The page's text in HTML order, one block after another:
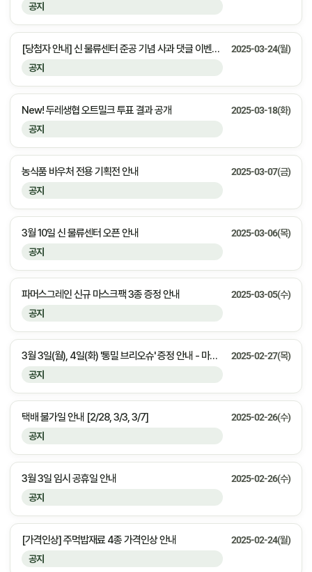
공지
공지
[당첨자 안내] 신 물류센터 준공 기념 사과 댓글 이벤트 당첨 안내 2025-03-24(월)
공지
New! 두레생협 오트밀크 투표 결과 공개 2025-03-18(화)
공지
농식품 바우처 전용 기획전 안내 2025-03-07(금)
공지
3월 10일 신 물류센터 오픈 안내 2025-03-06(목)
공지
파머스그레인 신규 마스크팩 3종 증정 안내 2025-03-05(수)
공지
3월 3일(월), 4일(화) '통밀 브리오슈' 증정 안내 - 마감안내 2025-02-27(목)
공지
택배 불가일 안내 [2/28, 3/3, 3/7] 2025-02-26(수)
공지
3월 3일 임시 공휴일 안내 2025-02-26(수)
공지
[가격인상] 주먹밥재료 4종 가격인상 안내 2025-02-24(월)